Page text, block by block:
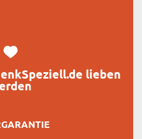
lieben